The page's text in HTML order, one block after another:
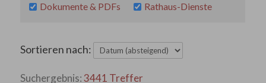
Dokumente & PDFs
Rathaus-Dienste
Sortieren nach:
3441 Treffer